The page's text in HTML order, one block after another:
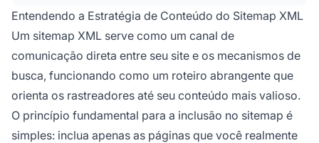
qualidade, páginas redirecionadas, páginas
não indexáveis e landing pages temporárias
para manter a eficiência da varredura.
Entendendo a Estratégia de Conteúdo do Sitemap XML
Um sitemap XML serve como um canal de
comunicação direta entre seu site e os mecanismos de
busca, funcionando como um roteiro abrangente que
orienta os rastreadores até seu conteúdo mais valioso.
O princípio fundamental para a inclusão no sitemap é
simples: inclua apenas as páginas que você realmente